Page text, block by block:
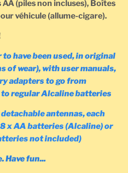
(piles non incluses), Boîtes
véhicule (allume-cigare).
to have been used, in original
of wear), with user manuals,
adapters to go from
regular Alcaline batteries
antennas, each
x AA batteries (Alcaline) or
not included)
Have fun...